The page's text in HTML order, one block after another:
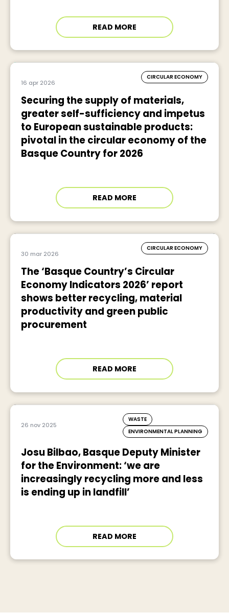
READ MORE
16 apr 2026
CIRCULAR ECONOMY
Securing the supply of materials,
greater self-sufficiency and impetus
to European sustainable products:
pivotal in the circular economy of the
Basque Country for 2026
READ MORE
30 mar 2026
CIRCULAR ECONOMY
The ‘Basque Country’s Circular
Economy Indicators 2026’ report
shows better recycling, material
productivity and green public
procurement
READ MORE
26 nov 2025
WASTE
ENVIRONMENTAL PLANNING
Josu Bilbao, Basque Deputy Minister
for the Environment: ‘we are
increasingly recycling more and less
is ending up in landfill’
READ MORE